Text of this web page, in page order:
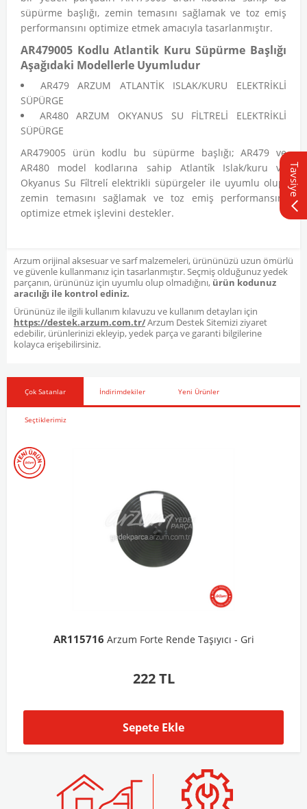
süpürme başlığı, zemin temasını sağlamak ve toz emiş
performansını optimize etmek amacıyla tasarlanmıştır.
AR479005 Kodlu Atlantik Kuru Süpürme Başlığı
Aşağıdaki Modellerle Uyumludur
AR479 ARZUM ATLANTİK ISLAK/KURU ELEKTRİKLİ
SÜPÜRGE
AR480 ARZUM OKYANUS SU FİLTRELİ ELEKTRİKLİ
SÜPÜRGE
AR479005 ürün kodlu bu süpürme başlığı; AR479 ve
AR480 model kodlarına sahip Atlanti̇k Islak/kuru ve
Okyanus Su Fi̇ltreli̇ elektrikli süpürgeler ile uyumlu olup,
zemin temasını sağlamak ve toz emiş performansını
optimize etmek işlevini destekler.
Arzum orijinal aksesuar ve sarf malzemeleri, ürününüzü uzun ömürlü
ve güvenle kullanmanız için tasarlanmıştır. Seçmiş olduğunuz yedek
parçanın, ürününüz için uyumlu olup olmadığını, ürün kodunuz
aracılığı ile kontrol ediniz.
Ürününüz ile ilgili kullanım kılavuzu ve kullanım detayları için
https://destek.arzum.com.tr/Arzum Destek Sitemizi ziyaret
edebilir, ürünlerinizi ekleyip, yedek parça ve garanti bilgilerine
kolayca erişebilirsiniz.
Çok Satanlar İndirimdekiler Yeni Ürünler
Seçtiklerimiz
AR103206Arzum Shake'N Take Doğrayıcı Hazne 570 Ml-Koyu Gri
1.037 TL
Sepete Ekle
Tavsiye